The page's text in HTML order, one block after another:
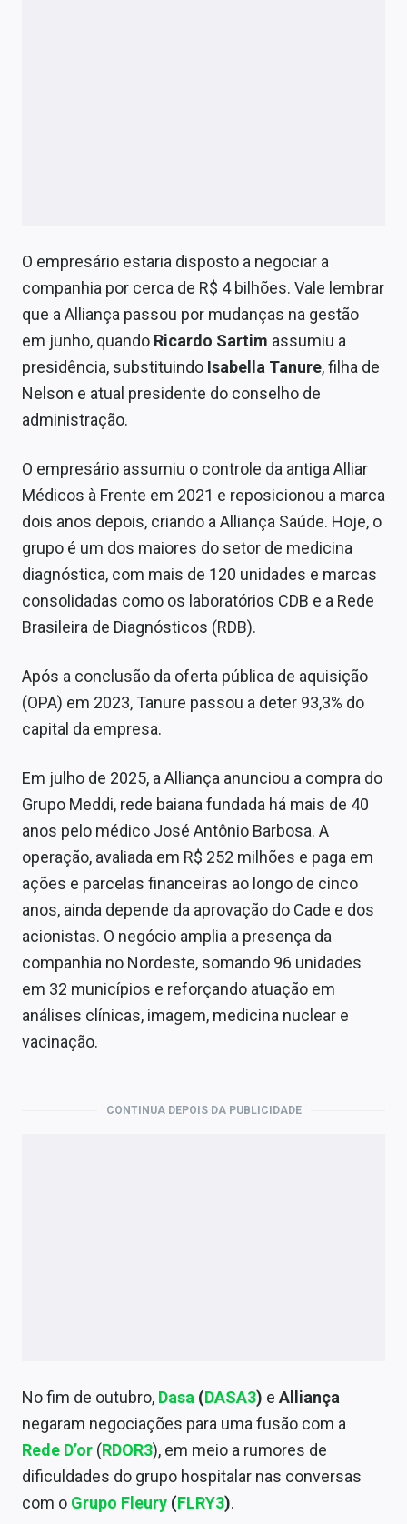
Conteúdo de Marca
Sobre
Expediente
Contato
O empresário estaria disposto a negociar a
companhia por cerca de R$ 4 bilhões. Vale lembrar
que a Alliança passou por mudanças na gestão
em junho, quando Ricardo Sartim assumiu a
presidência, substituindo Isabella Tanure, filha de
Nelson e atual presidente do conselho de
administração.
O empresário assumiu o controle da antiga Alliar
Médicos à Frente em 2021 e reposicionou a marca
dois anos depois, criando a Alliança Saúde. Hoje, o
grupo é um dos maiores do setor de medicina
diagnóstica, com mais de 120 unidades e marcas
consolidadas como os laboratórios CDB e a Rede
Brasileira de Diagnósticos (RDB).
Após a conclusão da oferta pública de aquisição
(OPA) em 2023, Tanure passou a deter 93,3% do
capital da empresa.
Em julho de 2025, a Alliança anunciou a compra do
Grupo Meddi, rede baiana fundada há mais de 40
anos pelo médico José Antônio Barbosa. A
operação, avaliada em R$ 252 milhões e paga em
ações e parcelas financeiras ao longo de cinco
anos, ainda depende da aprovação do Cade e dos
acionistas. O negócio amplia a presença da
companhia no Nordeste, somando 96 unidades
em 32 municípios e reforçando atuação em
análises clínicas, imagem, medicina nuclear e
vacinação.
CONTINUA DEPOIS DA PUBLICIDADE
No fim de outubro, Dasa (DASA3) e Alliança
negaram negociações para uma fusão com a
Rede D’or (RDOR3), em meio a rumores de
dificuldades do grupo hospitalar nas conversas
com o Grupo Fleury (FLRY3).